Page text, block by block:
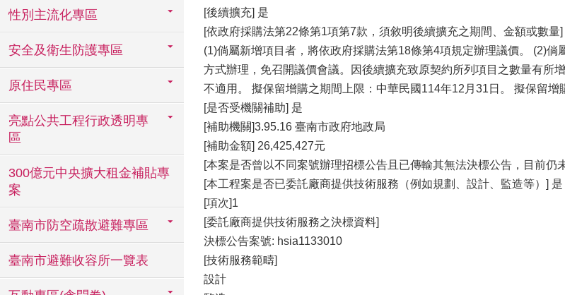
性別主流化專區
安全及衛生防護專區
原住民專區
亮點公共工程行政透明專
區
300億元中央擴大租金補貼專
案
臺南市防空疏散避難專區
臺南市避難收容所一覽表
[後續擴充] 是
[依政府採購法第22條第1項第7款，須敘明後續擴充之期間、金額或數量]
(1)倘屬新增項目者，將依政府採購法第18條第4項規定辦理議價。 (2)
方式辦理，免召開議價會議。因後續擴充致原契約所列項目之數量有所
不適用。 擬保留增購之期間上限：中華民國114年12月31日。 擬保留
[是否受機關補助] 是
[補助機關]3.95.16 臺南市政府地政局
[補助金額] 26,425,427元
[本案是否曾以不同案號辦理招標公告且已傳輸其無法決標公告，目前仍
[本工程案是否已委託廠商提供技術服務（例如規劃、設計、監造等）] 是
[項次]1
[委託廠商提供技術服務之決標資料]
決標公告案號: hsia1133010
[技術服務範疇]
設計